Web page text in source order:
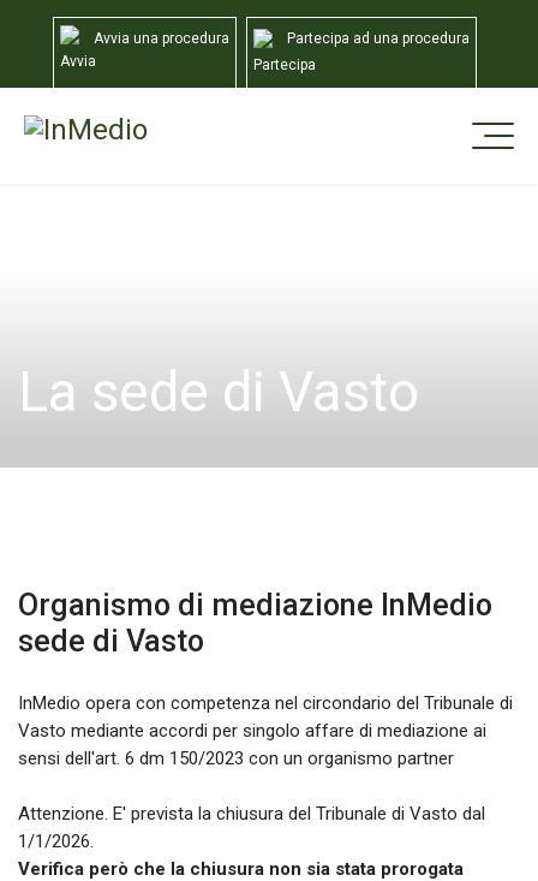
Avvia una procedura Partecipa ad una procedura
La sede di Vasto
Organismo di mediazione InMedio
sede di Vasto
InMedio opera con competenza nel circondario del Tribunale di
Vasto mediante accordi per singolo affare di mediazione ai
sensi dell'art. 6 dm 150/2023 con un organismo partner
Attenzione. E' prevista la chiusura del Tribunale di Vasto dal
1/1/2026.
Verifica però che la chiusura non sia stata prorogata